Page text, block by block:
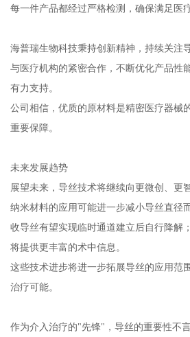
每一件产品都经过严格检测，确保满足医
海普瑞生物科技秉持创新精神，持续关注
与医疗机构的紧密合作，不断优化产品性
有力支持。
公司相信，优质的原材料是精密医疗器械
重要保障。
未来发展趋势
展望未来，导丝技术将继续向更微创、更
纳米材料的应用可能进一步减小导丝直径
收导丝有望实现临时通道建立后自行降解
将提供更丰富的术中信息。
这些技术进步将进一步拓展导丝的应用范
治疗可能。
作为介入治疗的"先锋"，导丝的重要性不言